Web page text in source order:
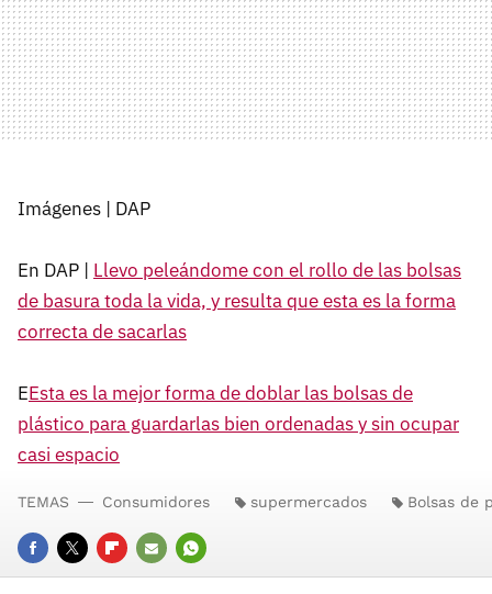
Imágenes | DAP
En DAP | Llevo peleándome con el rollo de las bolsas
de basura toda la vida, y resulta que esta es la forma
correcta de sacarlas
EEsta es la mejor forma de doblar las bolsas de
plástico para guardarlas bien ordenadas y sin ocupar
casi espacio
FACEBOOK
TWITTERFLIPBOARD
E- WHATSAPP
TEMAS Consumidores supermercados Bolsas de